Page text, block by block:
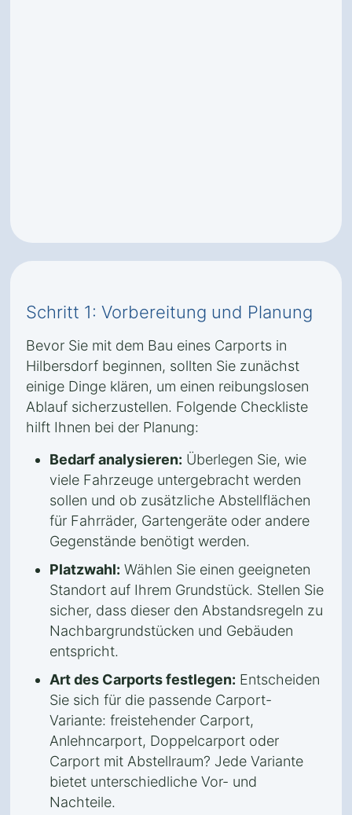
Schritt 1: Vorbereitung und Planung
Bevor Sie mit dem Bau eines Carports in
Hilbersdorf beginnen, sollten Sie zunächst
einige Dinge klären, um einen reibungslosen
Ablauf sicherzustellen. Folgende Checkliste
hilft Ihnen bei der Planung:
Bedarf analysieren: Überlegen Sie, wie
viele Fahrzeuge untergebracht werden
sollen und ob zusätzliche Abstellflächen
für Fahrräder, Gartengeräte oder andere
Gegenstände benötigt werden.
Platzwahl: Wählen Sie einen geeigneten
Standort auf Ihrem Grundstück. Stellen Sie
sicher, dass dieser den Abstandsregeln zu
Nachbargrundstücken und Gebäuden
entspricht.
Art des Carports festlegen: Entscheiden
Sie sich für die passende Carport-
Variante: freistehender Carport,
Anlehncarport, Doppelcarport oder
Carport mit Abstellraum? Jede Variante
bietet unterschiedliche Vor- und
Nachteile.